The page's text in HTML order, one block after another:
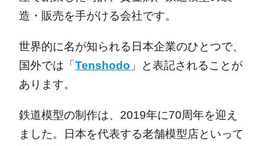
造・販売を手がける会社です。
世界的に名が知られる日本企業のひとつで、
国外では「 Tenshodo 」と表記されることが
あります。
鉄道模型の制作は、2019年に70周年を迎え
ました。日本を代表する老舗模型店といって